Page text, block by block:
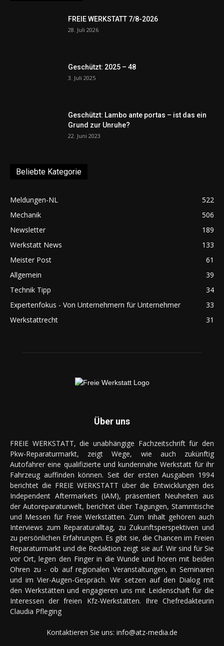
FREIE WERKSTATT 7/8-2026
28. Juli 2026
Geschützt: 2025 – 48
3. Juli 2025
Geschützt: Lambo ante portas – ist das ein
Grund zur Unruhe?
22. Juni 2023
Beliebte Kategorie
Meldungen-NL
522
Mechanik
506
Newsletter
189
Werkstatt News
133
Meister Post
61
Allgemein
39
Technik Tipp
34
Expertenfokus - Von Unternehmern für Unternehmer
33
Werkstattrecht
31
Über uns
FREIE WERKSTATT, die unabhängige Fachzeitschrift für den
Pkw-Reparaturmarkt, zeigt Wege, wie auch zukünftig
Autofahrer eine qualifizierte und kundennahe Werkstatt für ihr
Fahrzeug auffinden können. Seit der ersten Ausgaben 1994
berichtet die FREIE WERKSTATT über die Entwicklungen des
Independent Aftermarkets (IAM), präsentiert Neuheiten aus
der Autoreparaturwelt, berichtet über Tagungen, Stammtische
und Messen für Freie Werkstätten. Zum Inhalt gehören auch
Interviews zum Reparaturalltag, zu Zukunftsperspektiven und
zu persönlichen Erfahrungen. Es gibt sie, die Chancen im Freien
Reparaturmarkt und die Redaktion zeigt sie auf. Wir sind für Sie
vor Ort, legen den Finger in die Wunde und hören mit beiden
Ohren zu - ob auf regionalen Veranstaltungen, in Seminaren
und im Vier-Augen-Gespräch. Wir setzen auf den Dialog mit
den Werkstätten und engagieren uns mit Leidenschaft für die
Interessen der freien Kfz-Werkstätten. Ihre Chefredakteurin
Claudia Pfleging
Kontaktieren Sie uns: info@atz-media.de